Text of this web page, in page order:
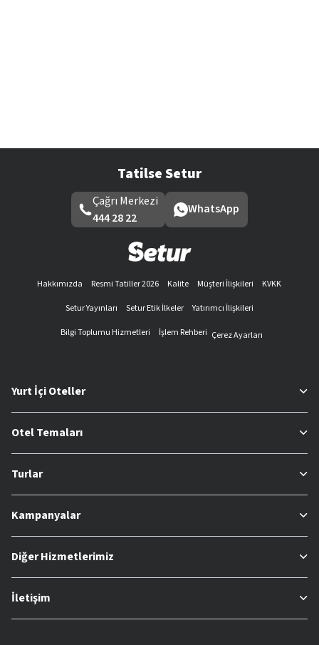
Tatilse Setur
Çağrı Merkezi
444 28 22
WhatsApp
Hakkımızda Resmi Tatiller 2026 Kalite Müşteri İlişkileri
KVKK
Setur Yayınları
Setur Etik İlkeler
Yatırımcı İlişkileri
Bilgi Toplumu Hizmetleri
İşlem Rehberi Çerez Ayarları
Yurt İçi Oteller
Otel Temaları
Turlar
Kampanyalar
Diğer Hizmetlerimiz
İletişim